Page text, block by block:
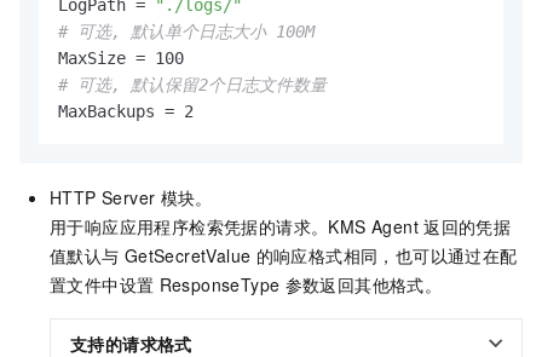
LogPath =
"./logs/"
# 可选, 默认单个日志大小 100M
# 可选, 默认保留2个日志文件数量
MaxBackups = 2
HTTP Server 模块。
用于响应应用程序检索凭据的请求。KMS Agent 返回的凭据
值默认与 GetSecretValue 的响应格式相同，也可以通过在配
置文件中设置 ResponseType 参数返回其他格式。
支持的请求格式